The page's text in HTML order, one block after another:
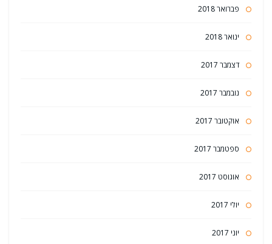
פברואר 2018
ינואר 2018
דצמבר 2017
נובמבר 2017
אוקטובר 2017
ספטמבר 2017
אוגוסט 2017
יולי 2017
יוני 2017